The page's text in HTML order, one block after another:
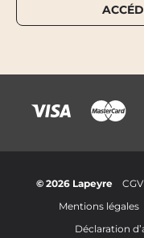
© 2026 Lapeyre CGV
Mentions légales
Déclaration